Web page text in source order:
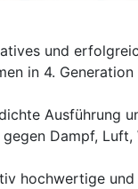
und
in 4.
Ausführung
Dampf, Luft,
hochwertige